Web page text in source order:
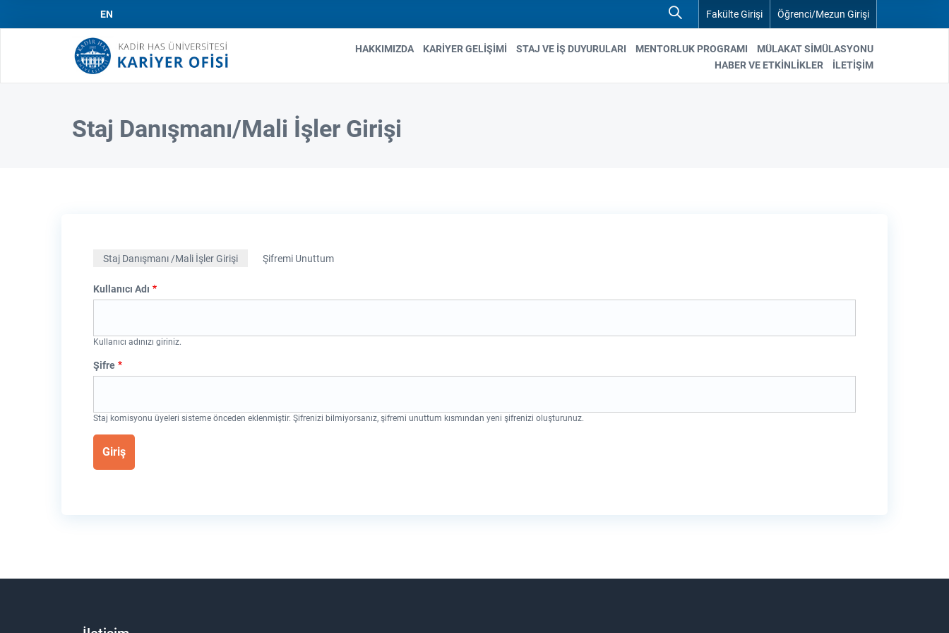
EN Fakülte Girişi Öğrenci/Mezun Girişi
HAKKIMIZDA KARIYER GELIŞIMI STAJ VE İŞ DUYURULARI MENTORLUK PROGRAMI
MÜLAKAT SIMÜLASYONU
HABER VE ETKİNLİKLER
İLETİŞİM
Staj Danışmanı/Mali İşler Girişi
Staj Danışmanı /Mali İşler Girişi Şifremi Unuttum
Kullanıcı Adı
Kullanıcı adınızı giriniz.
Şifre
Staj komisyonu üyeleri sisteme önceden eklenmiştir. Şifrenizi bilmiyorsanız, şifremi unuttum kısmından yeni şifrenizi oluşturunuz.